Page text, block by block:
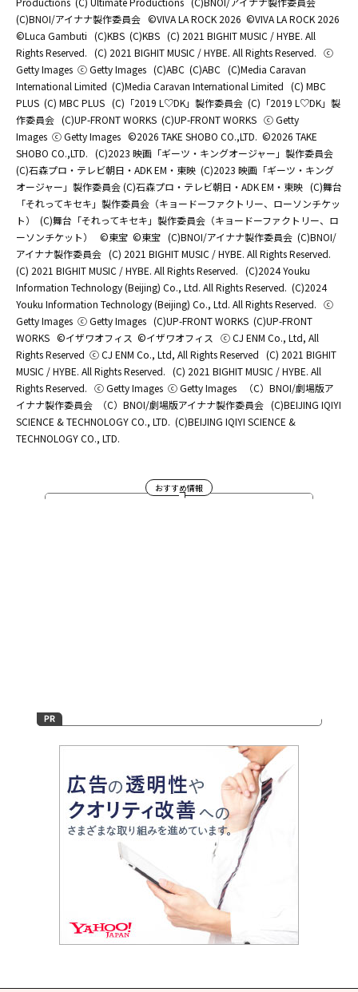
(C)BNOI/アイナナ製作委員会 ©️VIVA LA ROCK 2026 ©️VIVA LA ROCK 2026
©Luca Gambuti (C)KBS (C)KBS (C) 2021 BIGHIT MUSIC / HYBE. All
Rights Reserved. (C) 2021 BIGHIT MUSIC / HYBE. All Rights Reserved. ⓒ
Getty Images ⓒ Getty Images (C)ABC (C)ABC (C)Media Caravan
International Limited (C)Media Caravan International Limited (C) MBC
PLUS (C) MBC PLUS (C)「2019 L♡DK」製作委員会 (C)「2019 L♡DK」製
作委員会 (C)UP-FRONT WORKS (C)UP-FRONT WORKS ⓒ Getty
Images ⓒ Getty Images ©2026 TAKE SHOBO CO.,LTD. ©2026 TAKE
SHOBO CO.,LTD. (C)2023 映画「ギーツ・キングオージャー」製作委員会
(C)石森プロ・テレビ朝日・ADK EM・東映 (C)2023 映画「ギーツ・キング
オージャー」製作委員会 (C)石森プロ・テレビ朝日・ADK EM・東映 (C)舞台
「それってキセキ」製作委員会（キョードーファクトリー、ローソンチケッ
ト）
(C)舞台「それってキセキ」製作委員会（キョードーファクトリー、ロ
ーソンチケット）
©東宝 ©東宝 (C)BNOI/アイナナ製作委員会 (C)BNOI/
アイナナ製作委員会 (C) 2021 BIGHIT MUSIC / HYBE. All Rights Reserved.
(C) 2021 BIGHIT MUSIC / HYBE. All Rights Reserved. (C)2024 Youku
Information Technology (Beijing) Co., Ltd. All Rights Reserved. (C)2024
Youku Information Technology (Beijing) Co., Ltd. All Rights Reserved. ⓒ
Getty Images ⓒ Getty Images (C)UP-FRONT WORKS (C)UP-FRONT
WORKS ©イザワオフィス ©イザワオフィス
ⓒ CJ ENM Co., Ltd, All
Rights Reserved ⓒ CJ ENM Co., Ltd, All Rights Reserved (C) 2021 BIGHIT
MUSIC / HYBE. All Rights Reserved. (C) 2021 BIGHIT MUSIC / HYBE. All
Rights Reserved. ⓒ Getty Images ⓒ Getty Images
（C）BNOI/劇場版ア
イナナ製作委員会
（C）BNOI/劇場版アイナナ製作委員会 (C)BEIJING IQIYI
SCIENCE & TECHNOLOGY CO., LTD. (C)BEIJING IQIYI SCIENCE &
TECHNOLOGY CO., LTD.
おすすめ情報